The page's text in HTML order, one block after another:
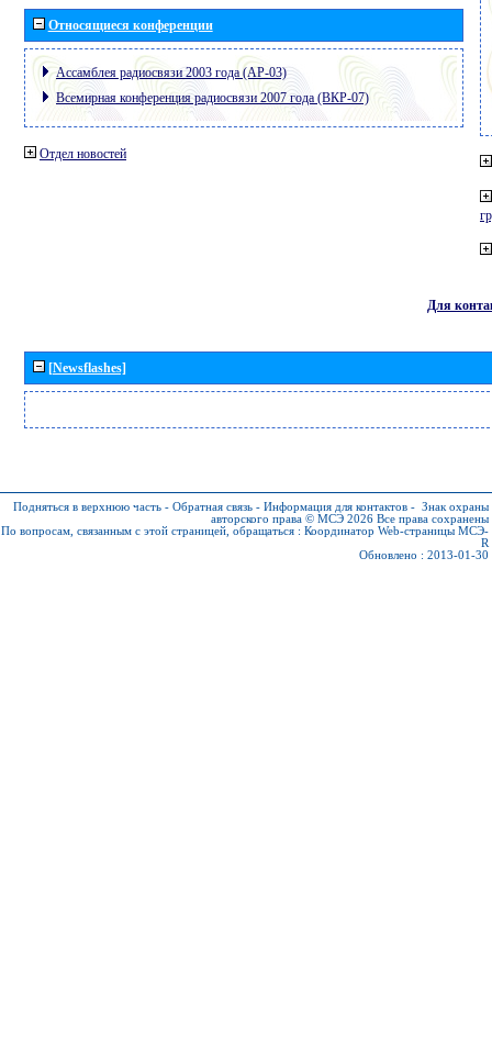
Относящиеся конференции
Ассамблея радиосвязи 2003 года (АР-03)
Всемирная конференция радиосвязи 2007 года (ВКР-07)
Отдел новостей
Для
[Newsflashes]
Подняться в верхнюю часть - Обратная связь - Информация для контактов - Знак охраны
авторского права © МСЭ 2026 Все права сохранены
По вопросам, связанным с этой страницей, обращаться : Координатор Web-страницы МСЭ-
R
Обновлено : 2013-01-30